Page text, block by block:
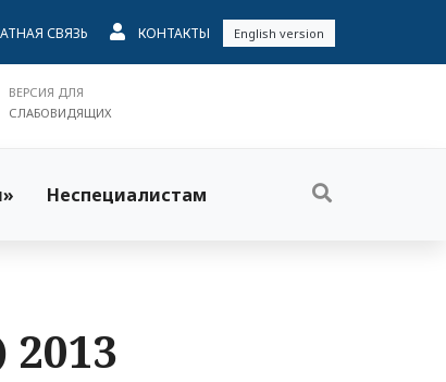
СВЯЗЬ КОНТАКТЫ English version
ВЕРСИЯ ДЛЯ
СЛАБОВИДЯЩИХ
Неспециалистам